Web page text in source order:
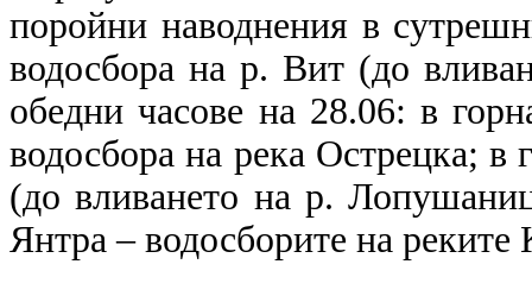
поройни наводнения в
водосбора на р. Вит (до
обедни часове на 28.06: в
водосбора на река Острецка; в
(до вливането на р.
Янтра – водосборите на реките